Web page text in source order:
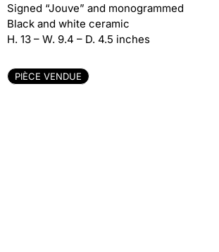
Signed “Jouve” and monogrammed
Black and white ceramic
H. 13 – W. 9.4 – D. 4.5 inches
PIÈCE VENDUE